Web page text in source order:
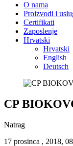
O nama
Proizvodi i
Certifikati
Zaposlenje
Hrvatski
Hrvatski
English
Deutsch
CP
Natrag
17 prosinca , 2018,